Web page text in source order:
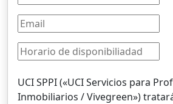
UCI SPPI («UCI Servicios para
Inmobiliarios / Vivegreen»)